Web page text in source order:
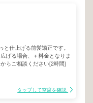
と仕上げる前髪矯正です。
げる場合、＋料金となりま
らご相談ください[2時間]
タップして空席を確認